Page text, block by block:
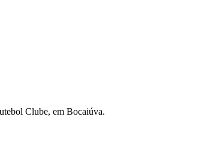
Clube, em Bocaiúva.